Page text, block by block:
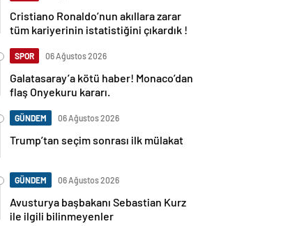
Cristiano Ronaldo’nun akıllara zarar
tüm kariyerinin istatistiğini çıkardık !
SPOR 06 Ağustos 2026
Galatasaray’a kötü haber! Monaco’dan
flaş Onyekuru kararı.
GÜNDEM 06 Ağustos 2026
Trump’tan seçim sonrası ilk mülakat
GÜNDEM 06 Ağustos 2026
Avusturya başbakanı Sebastian Kurz
ile ilgili bilinmeyenler